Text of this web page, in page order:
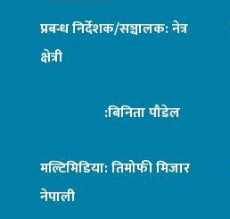
प्रबन्ध निर्देशक/सञ्चालक: नेत्र
क्षेत्री
:बिनिता पौडेल
मल्टिमिडिया: तिमोफी मिजार
नेपाली